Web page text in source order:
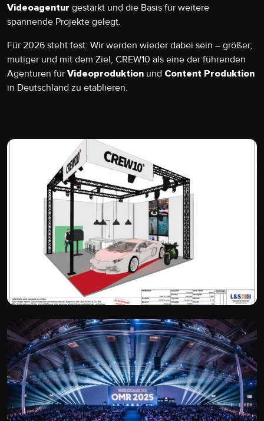
Videoagentur gestärkt und die Basis für weitere
spannende Projekte gelegt.
Für 2026 steht fest: Wir werden wieder dabei sein – größer,
mutiger und mit dem Ziel, CREW10 als eine der führenden
Agenturen für Videoproduktion und Content Produktion
in Deutschland zu etablieren.